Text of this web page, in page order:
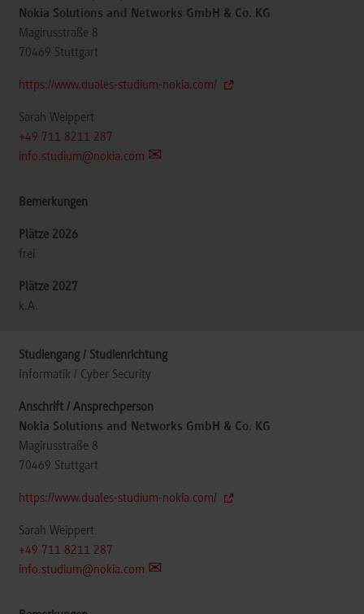
Nokia Solutions and Networks GmbH & Co. KG
Magirusstraße 8
70469 Stuttgart
https://www.duales-studium-nokia.com/
Sarah Weippert
+49 711 8211 287
info.studium@nokia.com
frei
k.A.
Informatik / Cyber Security
Nokia Solutions and Networks GmbH & Co. KG
Magirusstraße 8
70469 Stuttgart
https://www.duales-studium-nokia.com/
Sarah Weippert
+49 711 8211 287
info.studium@nokia.com